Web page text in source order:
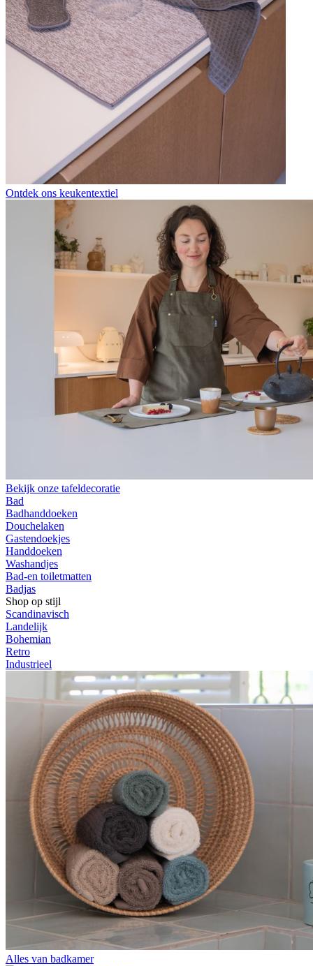
Ontdek ons keukentextiel
Bekijk onze tafeldecoratie
Bad
Badhanddoeken
Douchelaken
Gastendoekjes
Handdoeken
Washandjes
Bad-en toiletmatten
Badjas
Shop op stijl
Scandinavisch
Landelijk
Bohemian
Retro
Industrieel
Alles van badkamer